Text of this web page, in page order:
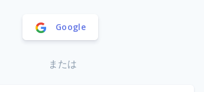
Google
または